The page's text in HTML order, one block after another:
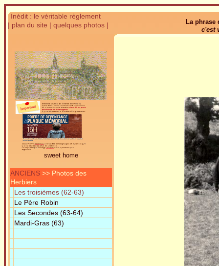
Inédit : le véritable règlement
| plan du site | quelques photos |
La
c'est
sweet home
ANCIENS >> Photos des
Herbiers
Les troisièmes (62-63)
Le Père Robin
Les Secondes (63-64)
Mardi-Gras (63)